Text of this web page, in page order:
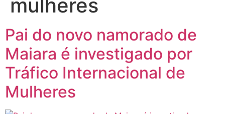
mulheres
Pai do novo namorado de
Maiara é investigado por
Tráfico Internacional de
Mulheres